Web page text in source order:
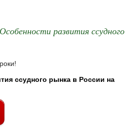
развития ссудного
ссудного рынка в России на